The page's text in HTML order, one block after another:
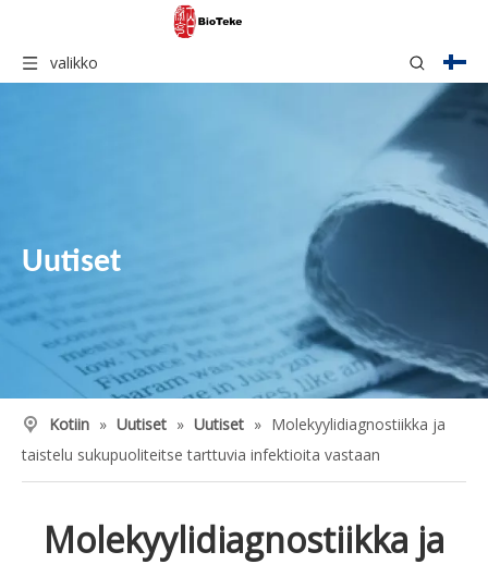
valikko
Uutiset
Kotiin » Uutiset » Uutiset » Molekyylidiagnostiikka ja
taistelu sukupuoliteitse tarttuvia infektioita vastaan
Molekyylidiagnostiikka ja